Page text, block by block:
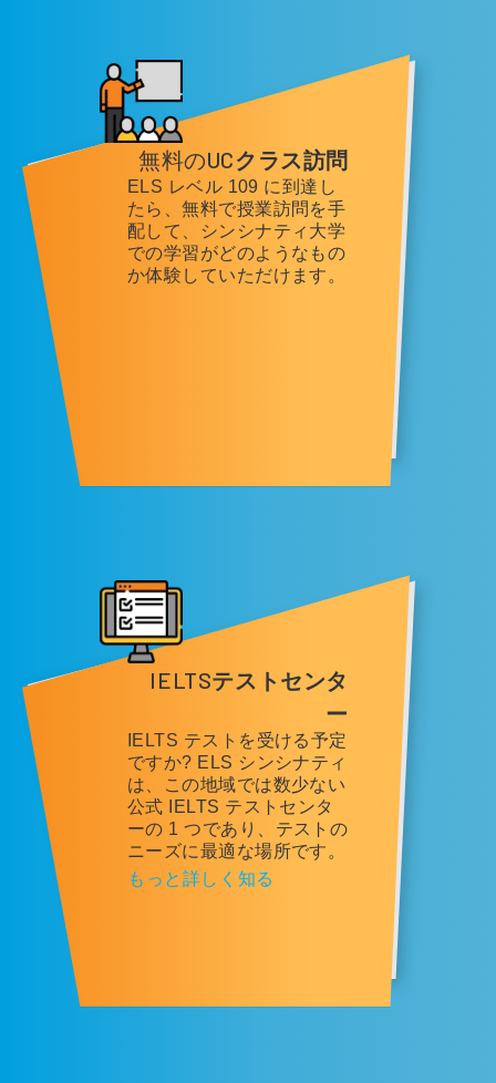
無料のUCクラス訪問
ELS レベル 109 に到達し
たら、無料で授業訪問を手
配して、シンシナティ大学
での学習がどのようなもの
か体験していただけます。
IELTSテストセンタ
ー
IELTS テストを受ける予定
ですか? ELS シンシナティ
は、この地域では数少ない
公式 IELTS テストセンタ
ーの 1 つであり、テストの
ニーズに最適な場所です。
もっと詳しく知る